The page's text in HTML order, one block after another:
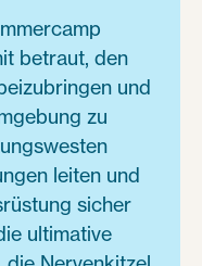
betraut, den
und
zu
leiten und
sicher
ultimative